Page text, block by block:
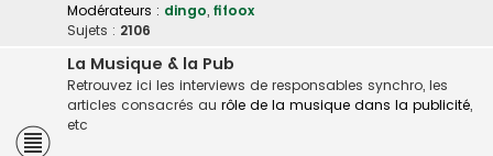
Modérateurs : dingo, fifoox
Sujets : 2106
La Musique & la Pub
Retrouvez ici les interviews de responsables synchro, les
articles consacrés au rôle de la musique dans la publicité,
etc